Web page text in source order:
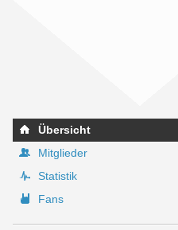
Übersicht
Mitglieder
Statistik
Fans